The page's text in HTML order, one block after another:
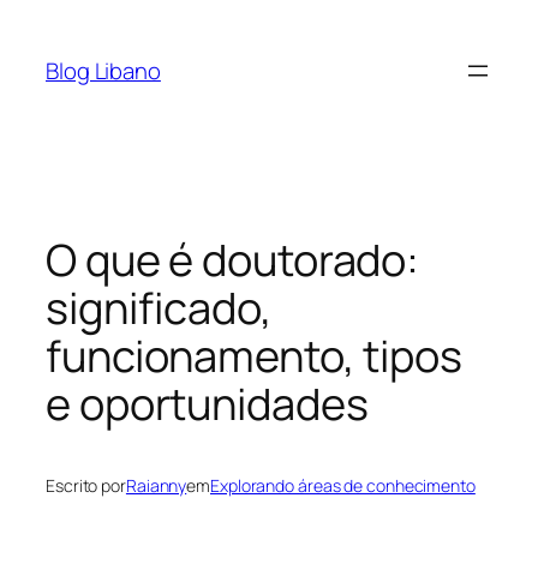
Blog Libano
O que é doutorado:
significado,
funcionamento, tipos
e oportunidades
Escrito porRaiannyemExplorando áreas de conhecimento